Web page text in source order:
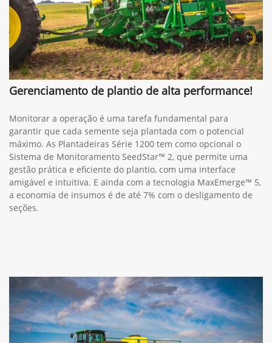
Gerenciamento de plantio de alta performance!
Monitorar a operação é uma tarefa fundamental para
garantir que cada semente seja plantada com o potencial
máximo. As Plantadeiras Série 1200 tem como opcional o
Sistema de Monitoramento SeedStar™ 2, que permite uma
gestão prática e eficiente do plantio, com uma interface
amigável e intuitiva. E ainda com a tecnologia MaxEmerge™ 5,
a economia de insumos é de até 7% com o desligamento de
seções.